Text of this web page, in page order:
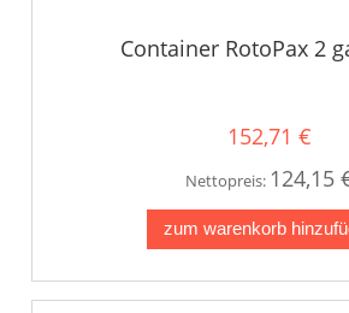
Container RotoPax 2
152,71 €
Nettopreis: 124,15
zum warenkorb